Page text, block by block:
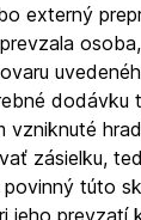
externý
zásielku,
túto
jeho